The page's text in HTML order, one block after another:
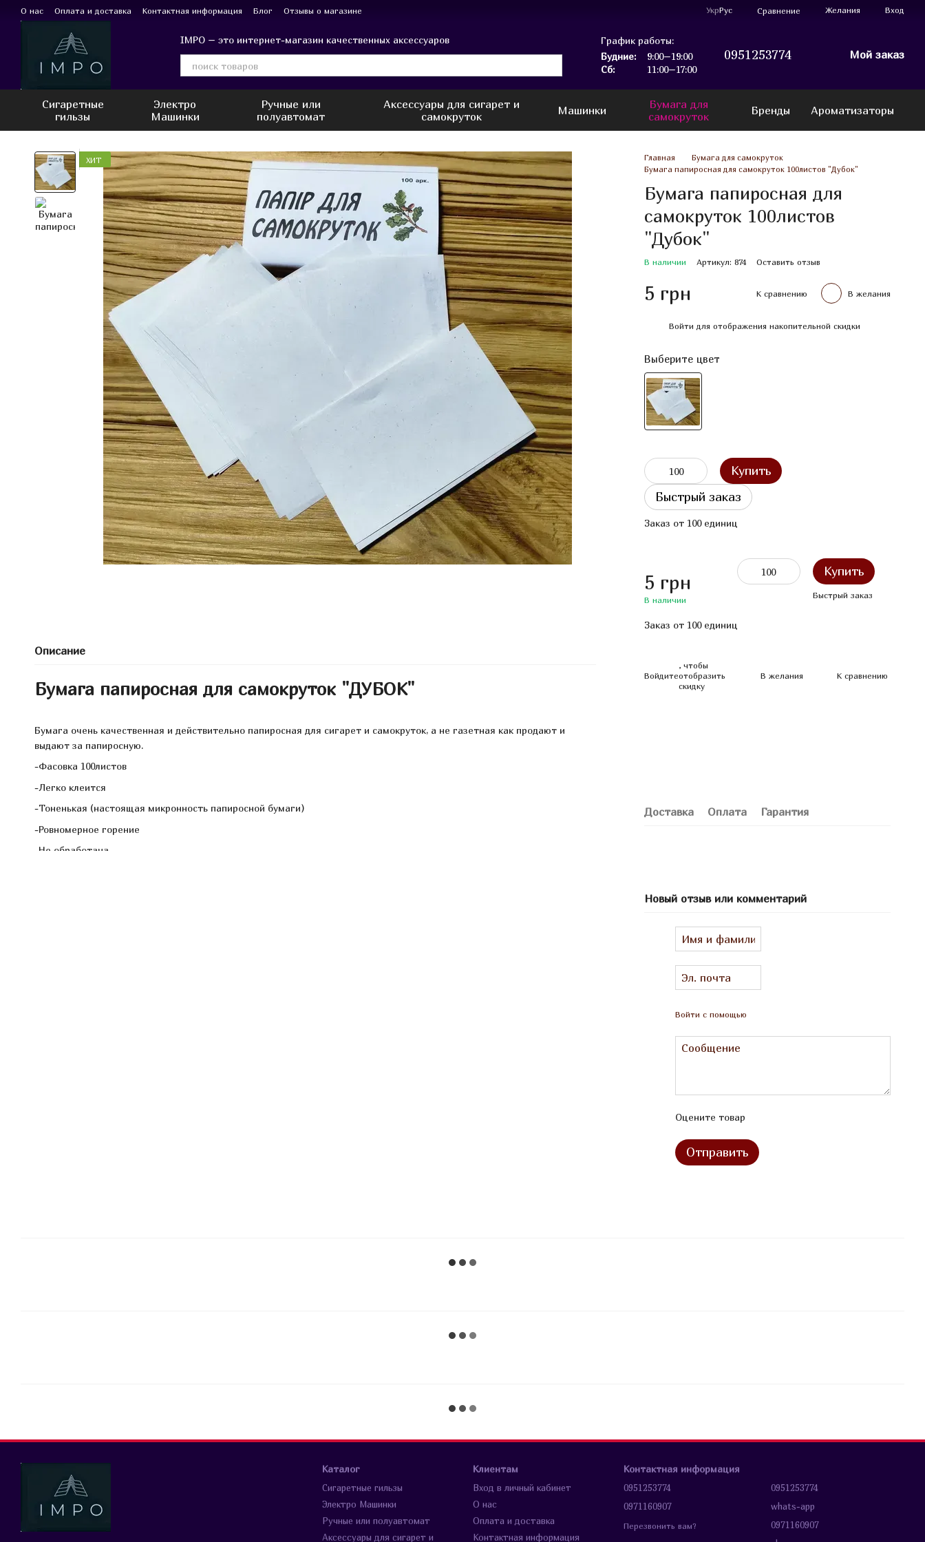
Перейти к основному контенту
О нас Оплата и доставка Контактная информация Блог Отзывы о магазине УкрРус Сравнение Желания Вход
IMPO – это интернет-магазин качественных аксессуаров
График работы:
Будние:
9:00–19:00
Сб:
11:00–17:00
0951253774 Мой заказ
Сигаретные
гильзы
Электро
Машинки
Ручные или
полуавтомат
Аксессуары для сигарет и
самокруток
Машинки
Бумага для
самокруток
Бренды Ароматизаторы
Главная
Бумага для самокруток
Бумага папиросная для самокруток 100листов "Дубок"
Бумага папиросная для
самокруток 100листов
"Дубок"
В наличии Артикул: 874 Оставить отзыв
5 грн К сравнению В желания
Войти для отображения накопительной скидки
Выберите цвет
Купить
Быстрый заказ
Заказ от 100 единиц
5 грн
В наличии
Купить
Быстрый заказ
Заказ от 100 единиц
Войдите
, чтобы
отобразить
скидку
В желания К сравнению
Доставка Оплата Гарантия
Новый отзыв или комментарий
Войти с помощью
Оцените товар
Отправить
ХИТ
Описание
Бумага папиросная для самокруток "ДУБОК"
Бумага очень качественная и действительно папиросная для сигарет и самокруток, а не газетная как продают и
выдают за папиросную.
-Фасовка 100листов
-Легко клеится
-Тоненькая (настоящая микронность папиросной бумаги)
-Ровномерное горение
-Не обработана
Каталог
Сигаретные гильзы
Электро Машинки
Ручные или полуавтомат
Аксессуары для сигарет и
Клиентам
Вход в личный кабинет
О нас
Оплата и доставка
Контактная информация
Контактная информация
0951253774
0971160907
Перезвонить вам?
0951253774
whats-app
0971160907